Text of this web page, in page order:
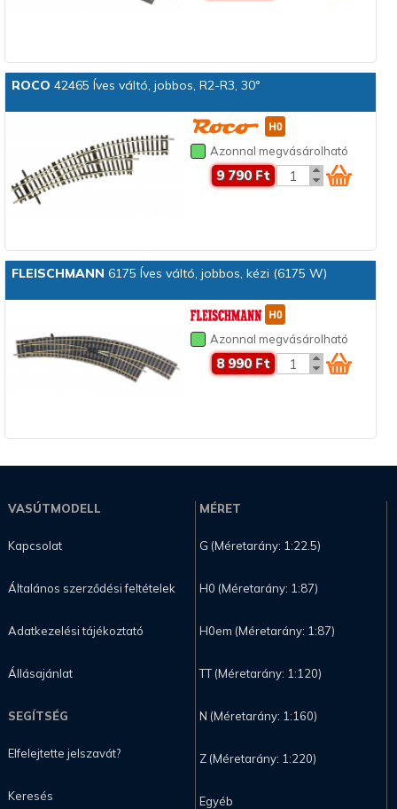
ROCO 42465 Íves váltó, jobbos, R2-R3, 30°
Azonnal megvásárolható
9 790 Ft
FLEISCHMANN 6175 Íves váltó, jobbos, kézi (6175 W)
Azonnal megvásárolható
8 990 Ft
VASÚTMODELL
Kapcsolat
Általános szerződési feltételek
Adatkezelési tájékoztató
Állásajánlat
SEGÍTSÉG
Elfelejtette jelszavát?
Keresés
MÉRET
G (Méretarány: 1:22.5)
H0 (Méretarány: 1:87)
H0em (Méretarány: 1:87)
TT (Méretarány: 1:120)
N (Méretarány: 1:160)
Z (Méretarány: 1:220)
Egyéb